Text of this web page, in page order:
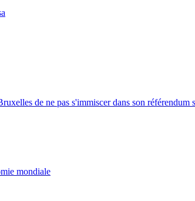
de ne pas s'immiscer dans son référendum
mondiale